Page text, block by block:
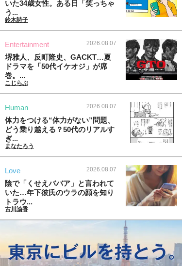
いた34歳女性。ある日「笑っちゃ
う...
鈴木詩子
Entertainment 2026.08.07
堺雅人、反町隆史、GACKT…夏
ドラマを「50代イケオジ」が席
巻。...
こじらぶ
Human 2026.08.07
体力をつける“体力がない”問題、
どう乗り越える？50代のリアルす
ぎ...
まなたろう
Love 2026.08.07
陰で「くせえババア」と言われて
いた…年下彼氏のウラの顔を知り
トラウ...
古川諭香